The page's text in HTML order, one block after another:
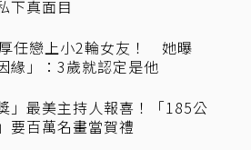
下真面目
任戀上小2輪女友！ 她曝
緣」：3歲就認定是他
」最美主持人報喜！「185公
要百萬名畫當賀禮